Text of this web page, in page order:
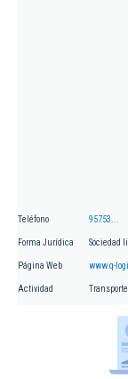
Teléfono 95753...
Forma Jurídica Sociedad
Página Web www.q-
Actividad